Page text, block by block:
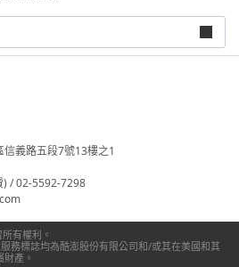
義路五段7號13樓之1
) / 02-5592-7298
有權利。
務標誌均為酷澎股份有限公司和/或其在美國和其
產。